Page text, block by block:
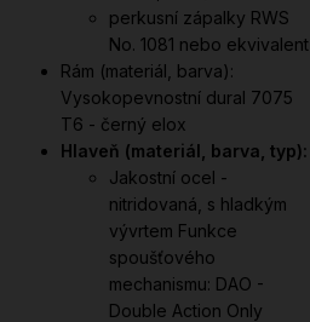
perkusní zápalky RWS
No. 1081 nebo ekvivalent
Rám (materiál, barva):
Vysokopevnostní dural 7075
T6 - černý elox
Hlaveň (materiál, barva, typ):
Jakostní ocel -
nitridovaná, s hladkým
vývrtem Funkce
spoušťového
mechanismu: DAO -
Double Action Only